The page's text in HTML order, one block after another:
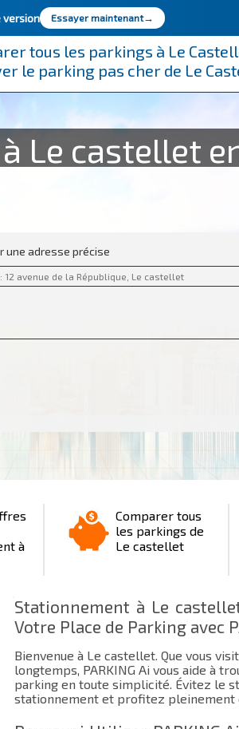
version Essayer maintenant→
tous les parkings à Le
le parking pas cher de Le
Le castellet
une adresse précise
à
Comparer tous
les parkings de
Le castellet
Stationnement à Le
Votre Place de Parking avec
Bienvenue à Le castellet. Que vous
longtemps, PARKING Ai vous aide à
parking en toute simplicité. Évitez le
stationnement et profitez pleinement